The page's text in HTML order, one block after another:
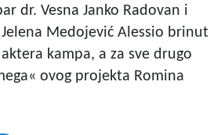
dr. Vesna Janko Radovan i
Medojević Alessio brinut
kampa, a za sve drugo
ovog projekta Romina